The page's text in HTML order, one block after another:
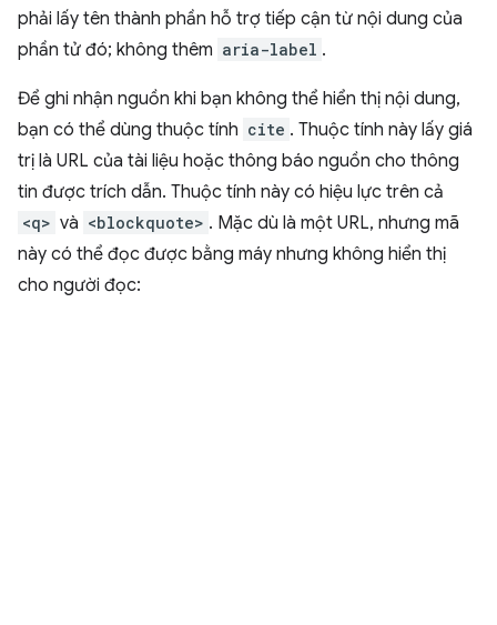
phải lấy tên thành phần hỗ trợ tiếp cận từ nội dung của
phần tử đó; không thêm aria-label .
Để ghi nhận nguồn khi bạn không thể hiển thị nội dung,
bạn có thể dùng thuộc tính cite . Thuộc tính này lấy giá
trị là URL của tài liệu hoặc thông báo nguồn cho thông
tin được trích dẫn. Thuộc tính này có hiệu lực trên cả
<q> và <blockquote> . Mặc dù là một URL, nhưng mã
này có thể đọc được bằng máy nhưng không hiển thị
cho người đọc: